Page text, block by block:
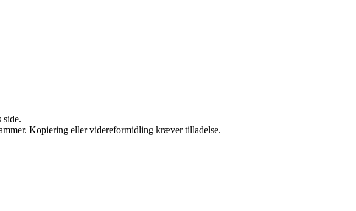
side.
Kopiering eller videreformidling kræver tilladelse.